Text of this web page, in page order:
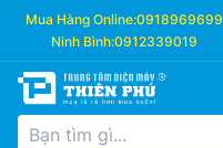
Mua Hàng Online:0918969699
Ninh Bình:0912339019